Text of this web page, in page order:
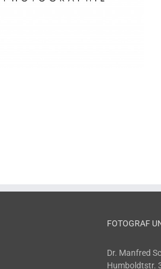
FOTOGRAF
Dr. Manfred
Humboldtstr.